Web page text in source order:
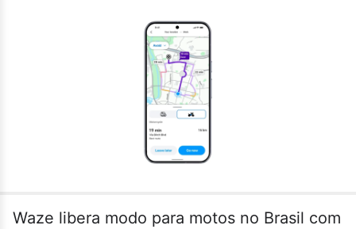
Waze libera modo para motos no Brasil com